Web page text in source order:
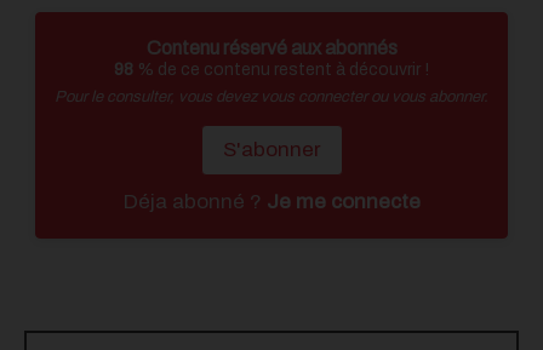
Contenu réservé aux abonnés
98 % de ce contenu restent à découvrir !
Pour le consulter, vous devez vous connecter ou vous abonner.
S'abonner
Déja abonné ? Je me connecte